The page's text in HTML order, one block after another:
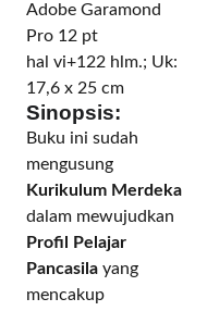
Adobe Garamond
Pro 12 pt
hal vi+122 hlm.; Uk:
17,6 x 25 cm
Sinopsis:
Buku ini sudah
mengusung
Kurikulum Merdeka
dalam mewujudkan
Profil Pelajar
Pancasila yang
mencakup